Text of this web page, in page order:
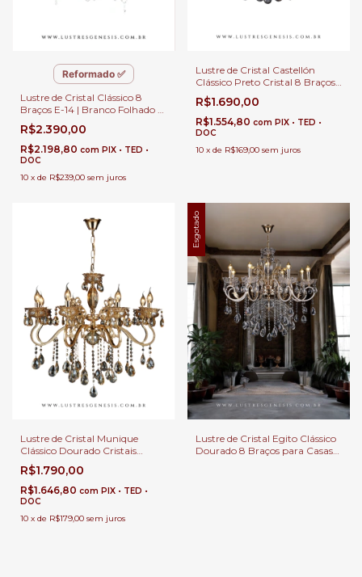
Reformado ✅
Lustre de Cristal Clássico 8
Braços E-14 | Branco Folhado a
Ouro Ø98cm | Para Sala de
Jantar | Reformado • Serviço
Especializado Lustres Gênesis
R$2.390,00
R$2.198,80 com PIX • TED •
DOC
10 x de R$239,00 sem juros
Lustre de Cristal Castellón
Clássico Preto Cristal 8 Braços
para Casas com Pé Direito
Duplo e Buffet
R$1.690,00
R$1.554,80 com PIX • TED •
DOC
10 x de R$169,00 sem juros
Lustre de Cristal Munique
Clássico Dourado Cristais
Transparente 8 Braços para
Casas com Pé Direito Duplo e
Buffet
R$1.790,00
R$1.646,80 com PIX • TED •
DOC
10 x de R$179,00 sem juros
Esgotado
Lustre de Cristal Egito Clássico
Dourado 8 Braços para Casas